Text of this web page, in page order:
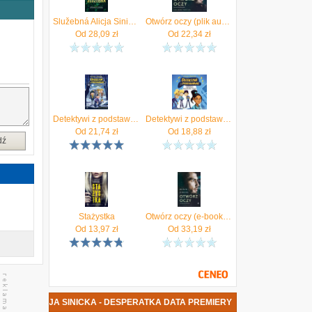
Služebná Alicja Sinicka
Od 28,09 zł
Otwórz oczy (plik audio) - Atrakcyjne ceny HITÓW. Słuchaj z przyjemnością.
Od 22,34zł
Detektywi z podstawówki. Tajemnica trenera Bombki
Od 21,74zł
Detektywi z podstawówki. Tajemnica higienistki Wacik (audiobook)
Od 18,88zł
Stażystka
Od 13,97 zł
Otwórz oczy (e-book) - Atrakcyjne ceny HITÓW. Czytaj z przyjemnością..
Od 33,19 zł
ALICJA SINICKA - DESPERATKA DATA PREMIERY